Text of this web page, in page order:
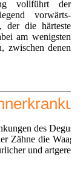
vollführt der
vorwärts-
der die härteste
am wenigsten
zwischen denen
des Degus
Zähne die
und